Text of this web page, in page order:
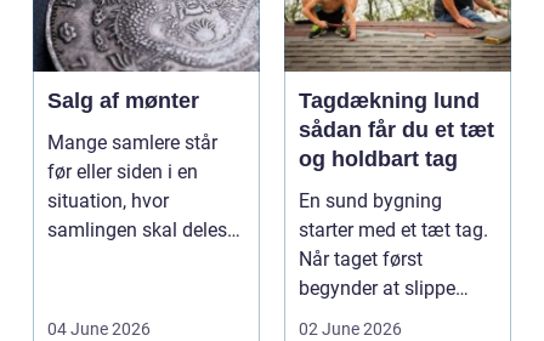
Salg af mønter
Mange samlere står
før eller siden i en
situation, hvor
samlingen skal deles
04 June 2026
Tagdækning lund
sådan får du et tæt
og holdbart tag
En sund bygning
starter med et tæt tag.
Når taget først
begynder at slippe
vand ind, kan skaderne
02 June 2026